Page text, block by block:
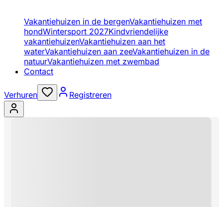
Vakantiehuizen in de bergenVakantiehuizen met
hondWintersport 2027Kindvriendelijke
vakantiehuizenVakantiehuizen aan het
waterVakantiehuizen aan zeeVakantiehuizen in de
natuurVakantiehuizen met zwembad
Contact
Verhuren Registreren